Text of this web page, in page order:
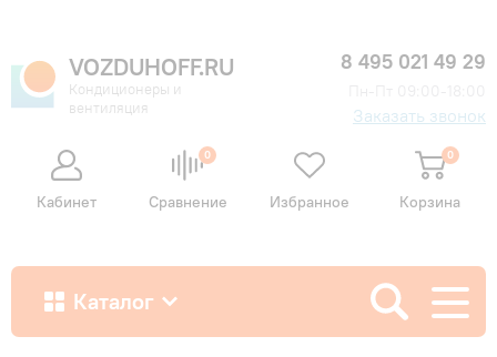
VOZDUHOFF.RU
Кондиционеры и
вентиляция
8 495 021 49 29
Заказать звонок
Кабинет
0
Сравнение Избранное
0
Корзина
Каталог